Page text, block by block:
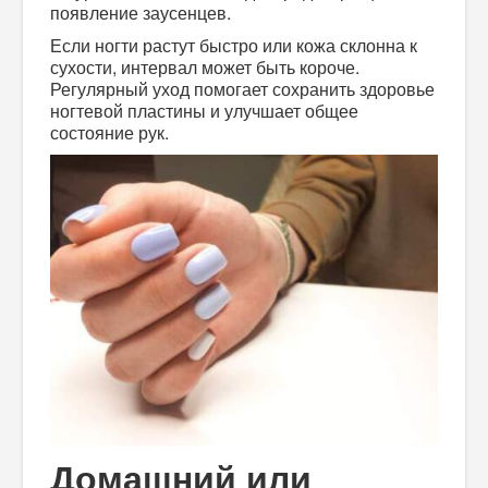
появление заусенцев.
Если ногти растут быстро или кожа склонна к
сухости, интервал может быть короче.
Регулярный уход помогает сохранить здоровье
ногтевой пластины и улучшает общее
состояние рук.
Домашний или